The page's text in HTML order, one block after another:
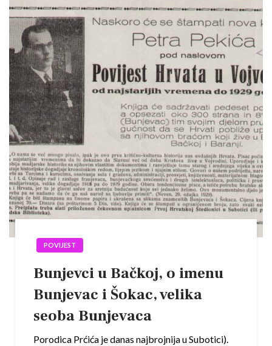
POVIJEST
Bunjevci u Bačkoj, o imenu
Bunjevac i Šokac, velika
seoba Bunjevaca
Porodica Prćića je danas najbrojnija u Subotici).